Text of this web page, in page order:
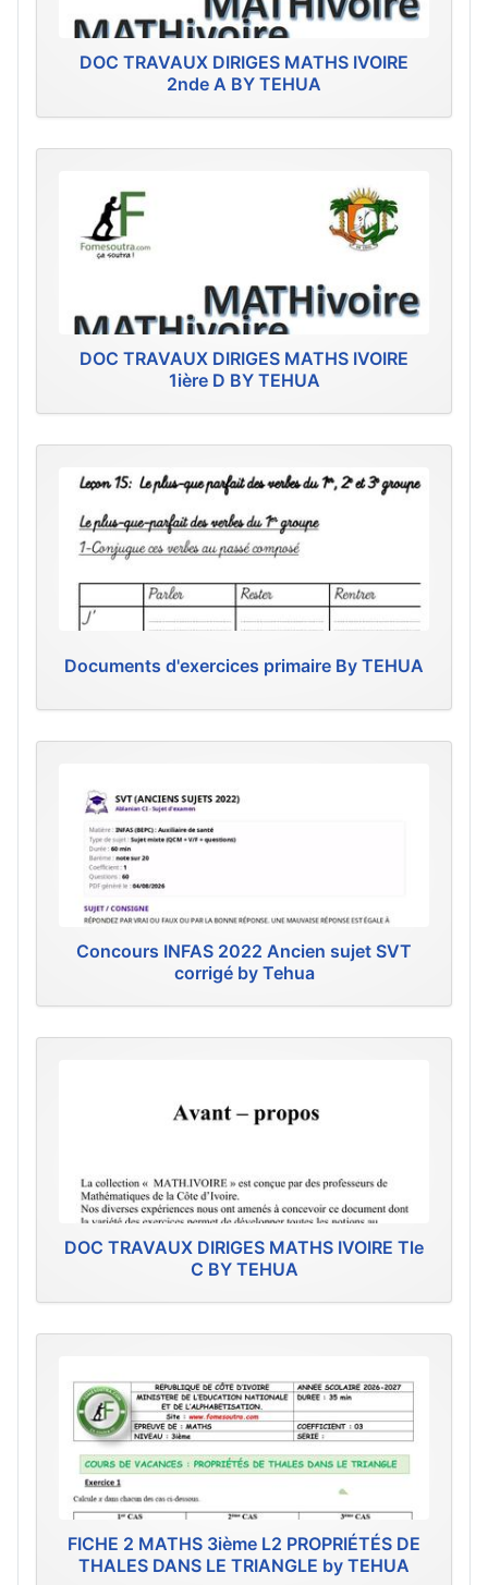
DOC TRAVAUX DIRIGES MATHS IVOIRE
2nde A BY TEHUA
DOC TRAVAUX DIRIGES MATHS IVOIRE
1ière D BY TEHUA
Documents d'exercices primaire By TEHUA
Concours INFAS 2022 Ancien sujet SVT
corrigé by Tehua
DOC TRAVAUX DIRIGES MATHS IVOIRE Tle
C BY TEHUA
FICHE 2 MATHS 3ième L2 PROPRIÉTÉS DE
THALES DANS LE TRIANGLE by TEHUA